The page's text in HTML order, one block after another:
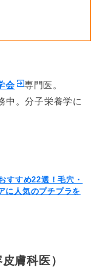
会
専門医。
中。分子栄養学に
すすめ22選！毛穴・
に人気のプチプラを
膚科医）